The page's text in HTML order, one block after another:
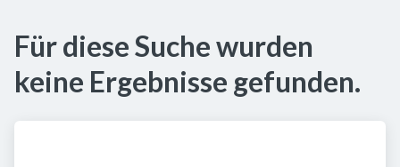
Für diese Suche wurden
keine Ergebnisse gefunden.